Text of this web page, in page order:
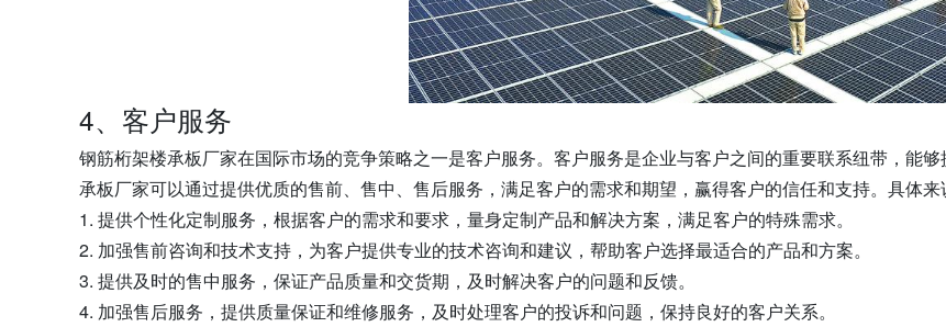
4、客户服务
钢筋桁架楼承板厂家在国际市场的竞争策略之一是客户服务。客户服务是企业与客户之间的重要联系纽带，能
承板厂家可以通过提供优质的售前、售中、售后服务，满足客户的需求和期望，赢得客户的信任和支持。具体来
1. 提供个性化定制服务，根据客户的需求和要求，量身定制产品和解决方案，满足客户的特殊需求。
2. 加强售前咨询和技术支持，为客户提供专业的技术咨询和建议，帮助客户选择最适合的产品和方案。
3. 提供及时的售中服务，保证产品质量和交货期，及时解决客户的问题和反馈。
4. 加强售后服务，提供质量保证和维修服务，及时处理客户的投诉和问题，保持良好的客户关系。